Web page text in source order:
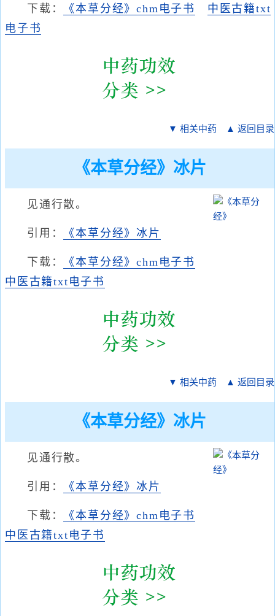
下载： 《本草分经》chm电子书
中医古籍txt
电子书
▼ 相关中药 ▲ 返回目录
《本草分经》冰片
见通行散。
引用： 《本草分经》冰片
下载：
《本草分经》chm电子书
中医古籍txt电子书
▼ 相关中药 ▲ 返回目录
《本草分经》冰片
见通行散。
引用： 《本草分经》冰片
下载：
《本草分经》chm电子书
中医古籍txt电子书